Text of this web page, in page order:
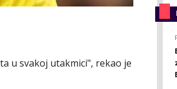
u svakoj utakmici", rekao je